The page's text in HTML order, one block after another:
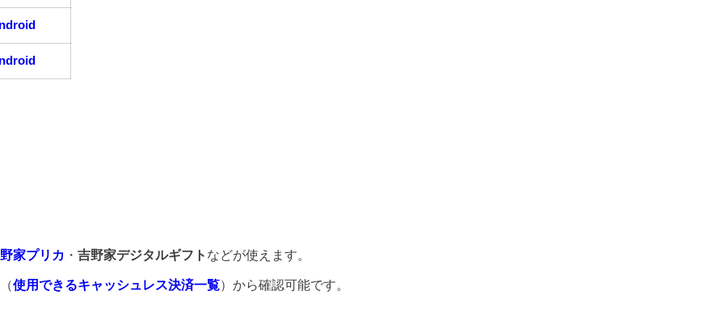
家プリカ ・ 吉野家デジタルギフト などが使えます。
使用できるキャッシュレス決済一覧）から確認可能です。